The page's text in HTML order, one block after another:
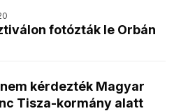
fotózták le Orbán
kérdezték Magyar
Tisza-kormány alatt